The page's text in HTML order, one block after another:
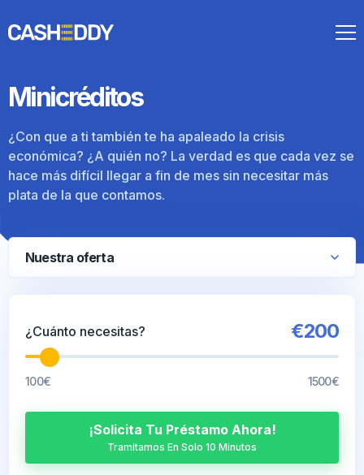
Minicréditos
¿Con que a ti también te ha apaleado la crisis
económica? ¿A quién no? La verdad es que cada vez se
hace más difícil llegar a fin de mes sin necesitar más
plata de la que contamos.
Nuestra oferta
¿Cuánto necesitas? €200
100€ 1500€
¡Solicita Tu Préstamo Ahora!
Tramitamos En Solo 10 Minutos